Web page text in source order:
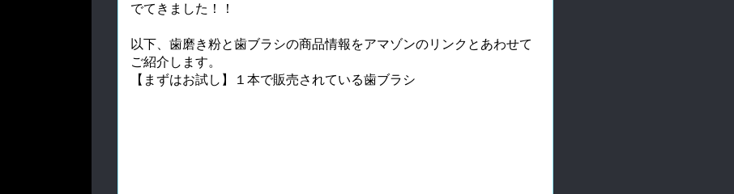
でてきました！！
以下、歯磨き粉と歯ブラシの商品情報をアマゾンのリンクとあわせて
ご紹介します。
【まずはお試し】１本で販売されている歯ブラシ